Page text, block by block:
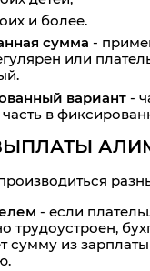
и более.
сумма -
или
вариант -
часть в
- если
трудоустроен,
сумму из